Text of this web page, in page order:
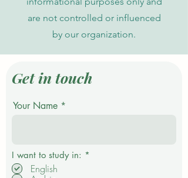
are not controlled or influenced
by our organization.
Get in touch
Your Name
I want to study in: *
English